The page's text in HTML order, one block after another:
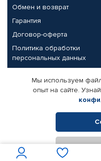
Обмен и возврат
Гарантия
Договор-оферта
Политика обработки
персональных данных
Партнерам
Корпоративным клиентам
Поставщикам
© КАМАЗ ЦЕНТР ДОНЕЦК,
Интернет-магазин
Мы используем
опыт на сайте.